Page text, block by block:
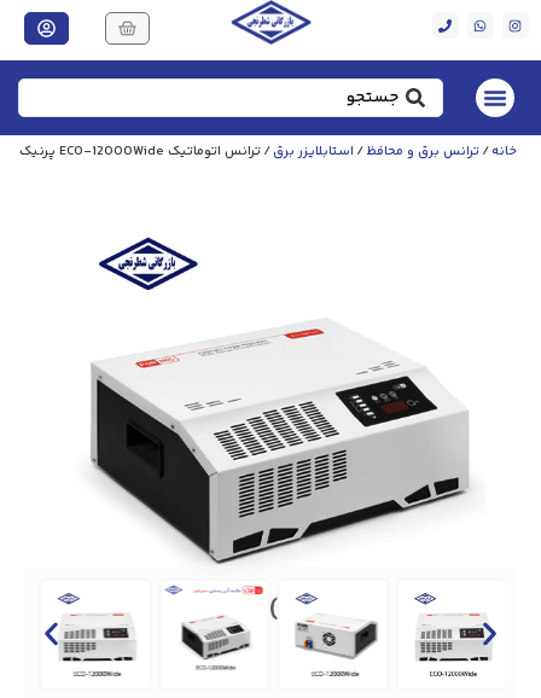
خانه/ترانس برق و محافظ/ استابلایزر برق/ ترانس اتوماتیک ECO-12000Wide پرنیک